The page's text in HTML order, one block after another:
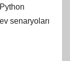
senaryoları